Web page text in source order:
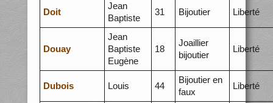
Doit
Jean
Baptiste
31 Bijoutier Liberté
Douay
Jean
Baptiste
Eugène
18
Joaillier
bijoutier
Liberté
Dubois Louis 44
Bijoutier en
faux
Liberté